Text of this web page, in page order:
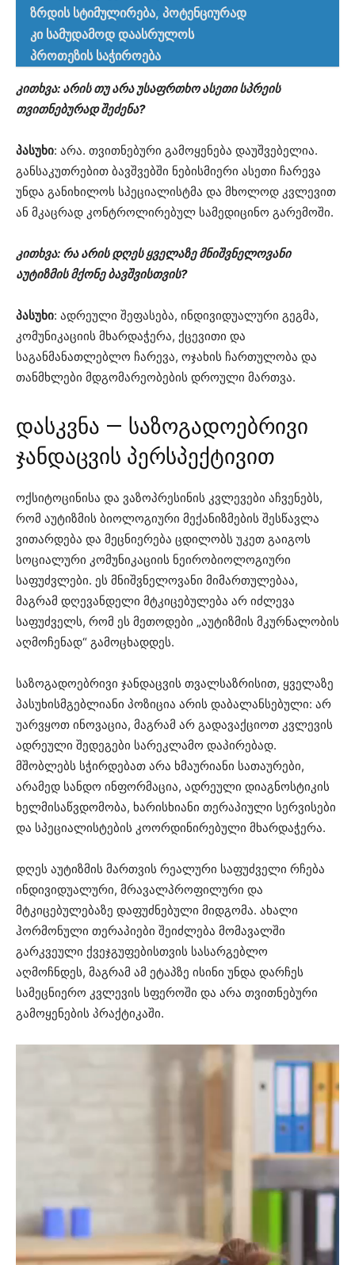
ზრდის სტიმულირება, პოტენციურად
კი სამუდამოდ დაასრულოს
პროთეზის საჭიროება
კითხვა: არის თუ არა უსაფრთხო ასეთი სპრეის
თვითნებურად შეძენა?
პასუხი: არა. თვითნებური გამოყენება დაუშვებელია.
განსაკუთრებით ბავშვებში ნებისმიერი ასეთი ჩარევა
უნდა განიხილოს სპეციალისტმა და მხოლოდ კვლევით
ან მკაცრად კონტროლირებულ სამედიცინო გარემოში.
კითხვა: რა არის დღეს ყველაზე მნიშვნელოვანი
აუტიზმის მქონე ბავშვისთვის?
პასუხი: ადრეული შეფასება, ინდივიდუალური გეგმა,
კომუნიკაციის მხარდაჭერა, ქცევითი და
საგანმანათლებლო ჩარევა, ოჯახის ჩართულობა და
თანმხლები მდგომარეობების დროული მართვა.
დასკვნა — საზოგადოებრივი
ჯანდაცვის პერსპექტივით
ოქსიტოცინისა და ვაზოპრესინის კვლევები აჩვენებს,
რომ აუტიზმის ბიოლოგიური მექანიზმების შესწავლა
ვითარდება და მეცნიერება ცდილობს უკეთ გაიგოს
სოციალური კომუნიკაციის ნეირობიოლოგიური
საფუძვლები. ეს მნიშვნელოვანი მიმართულებაა,
მაგრამ დღევანდელი მტკიცებულება არ იძლევა
საფუძველს, რომ ეს მეთოდები „აუტიზმის მკურნალობის
აღმოჩენად“ გამოცხადდეს.
საზოგადოებრივი ჯანდაცვის თვალსაზრისით, ყველაზე
პასუხისმგებლიანი პოზიცია არის დაბალანსებული: არ
უარვყოთ ინოვაცია, მაგრამ არ გადავაქციოთ კვლევის
ადრეული შედეგები სარეკლამო დაპირებად.
მშობლებს სჭირდებათ არა ხმაურიანი სათაურები,
არამედ სანდო ინფორმაცია, ადრეული დიაგნოსტიკის
ხელმისაწვდომობა, ხარისხიანი თერაპიული სერვისები
და სპეციალისტების კოორდინირებული მხარდაჭერა.
დღეს აუტიზმის მართვის რეალური საფუძველი რჩება
ინდივიდუალური, მრავალპროფილური და
მტკიცებულებაზე დაფუძნებული მიდგომა. ახალი
ჰორმონული თერაპიები შეიძლება მომავალში
გარკვეული ქვეჯგუფებისთვის სასარგებლო
აღმოჩნდეს, მაგრამ ამ ეტაპზე ისინი უნდა დარჩეს
სამეცნიერო კვლევის სფეროში და არა თვითნებური
გამოყენების პრაქტიკაში.